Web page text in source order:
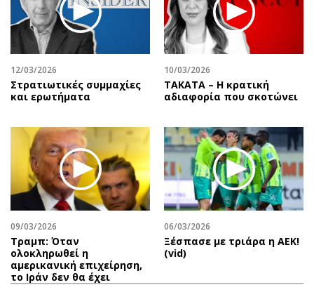
12/03/2026
Στρατιωτικές συμμαχίες
και ερωτήματα
10/03/2026
ΤΑΚΑΤΑ – Η κρατική
αδιαφορία που σκοτώνει
09/03/2026
Τραμπ: Όταν
ολοκληρωθεί η
αμερικανική επιχείρηση,
το Ιράν δεν θα έχει
06/03/2026
Ξέσπασε με τριάρα η ΑΕΚ!
(vid)